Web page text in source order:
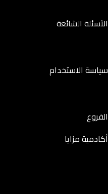
الأسئلة الشائعة
سياسة الاستخدام
الفروع
أكادمية مزايا